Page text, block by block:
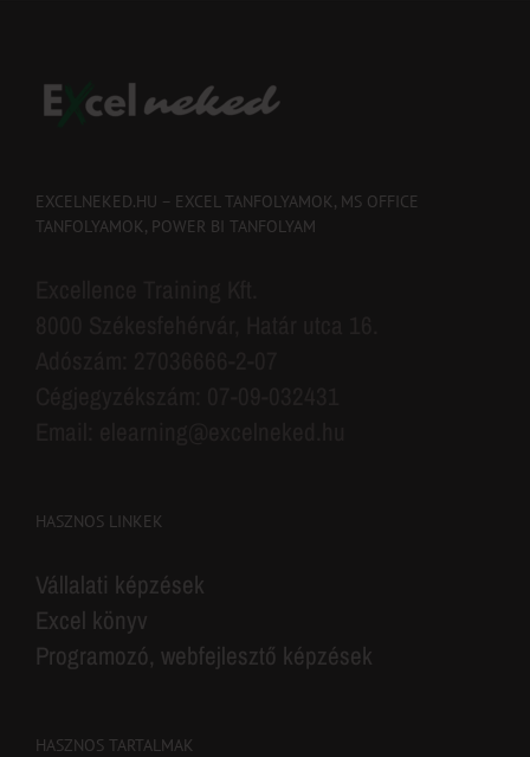
EXCELNEKED.HU – EXCEL TANFOLYAMOK, MS OFFICE
TANFOLYAMOK, POWER BI TANFOLYAM
HASZNOS LINKEK
Vállalati képzések
Excel könyv
Programozó, webfejlesztő képzések
HASZNOS TARTALMAK